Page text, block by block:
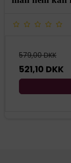
579,00 DKK
521,10 DKK